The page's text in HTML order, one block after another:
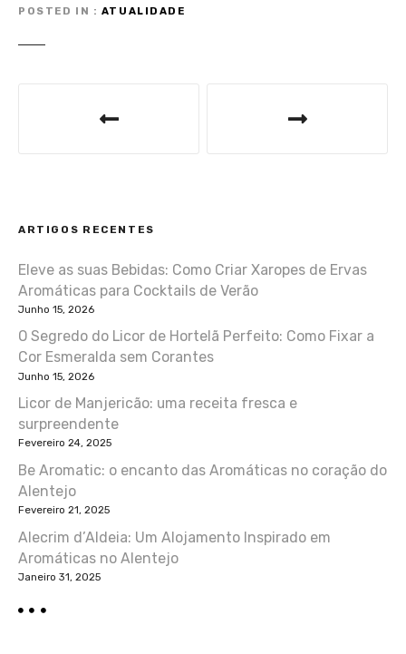
POSTED IN ATUALIDADE
g
a
ç
ã
o
d
e
a
r
t
i
ARTIGOS RECENTES
Eleve as suas Bebidas: Como Criar Xaropes de Ervas
Aromáticas para Cocktails de Verão
Junho 15, 2026
O Segredo do Licor de Hortelã Perfeito: Como Fixar a
Cor Esmeralda sem Corantes
Junho 15, 2026
Licor de Manjericão: uma receita fresca e
surpreendente
Fevereiro 24, 2025
Be Aromatic: o encanto das Aromáticas no coração do
Alentejo
Fevereiro 21, 2025
Alecrim d’Aldeia: Um Alojamento Inspirado em
Aromáticas no Alentejo
Janeiro 31, 2025